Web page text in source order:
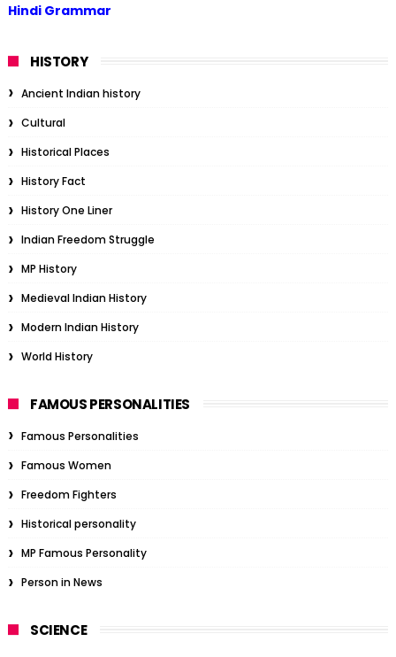
Hindi Grammar
HISTORY
Ancient Indian history
Cultural
Historical Places
History Fact
History One Liner
Indian Freedom Struggle
MP History
Medieval Indian History
Modern Indian History
World History
FAMOUS PERSONALITIES
Famous Personalities
Famous Women
Freedom Fighters
Historical personality
MP Famous Personality
Person in News
SCIENCE